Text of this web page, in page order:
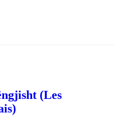
(Les